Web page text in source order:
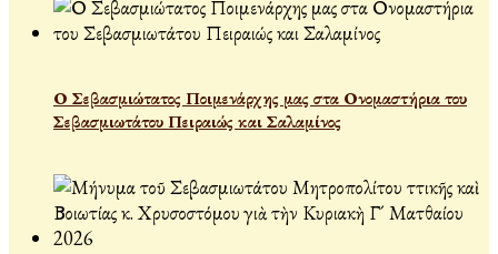
Ο Σεβασμιώτατος Ποιμενάρχης μας στα Ονομαστήρια του
Σεβασμιωτάτου Πειραιώς και Σαλαμίνος